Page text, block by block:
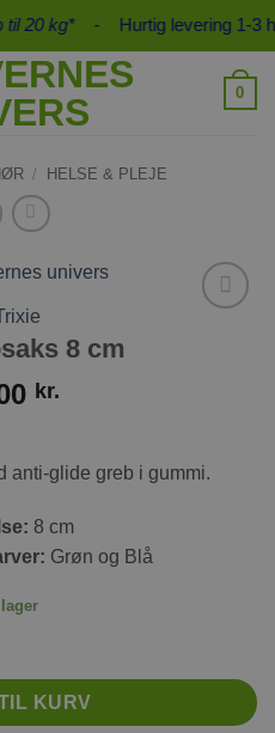
20 kg*- Hurtig levering 1-3
0
/ HELSE & PLEJE
8 cm
kr.
anti-glide greb i gummi.
8 cm
Grøn og Blå
lager
KURV